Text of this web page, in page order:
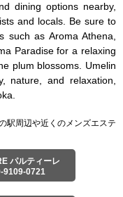
dining options nearby,
and locals. Be sure to
such as Aroma Athena,
Paradise for a relaxing
plum blossoms. Umelin
nature, and relaxation,
駅周辺や近くのメンズエステ
パルティーレ
9109-0721